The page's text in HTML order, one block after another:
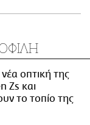
οπτική της
Zs και
το τοπίο της